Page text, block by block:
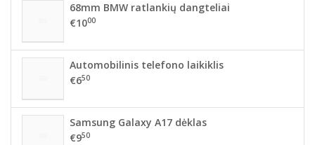
68mm BMW ratlankių dangteliai
€1000
Automobilinis telefono laikiklis
€650
Samsung Galaxy A17 dėklas
€950